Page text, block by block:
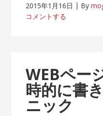
2015年1月16日 By
コメントする
WEBペー
時的に書
ニック